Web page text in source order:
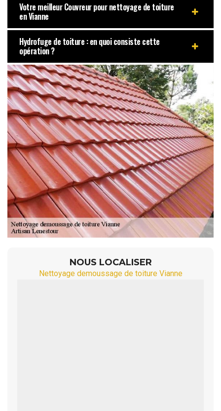
Votre meilleur Couvreur pour nettoyage de toiture
en Vianne
Hydrofuge de toiture : en quoi consiste cette
opération ?
NOUS LOCALISER
Nettoyage demoussage de toiture Vianne